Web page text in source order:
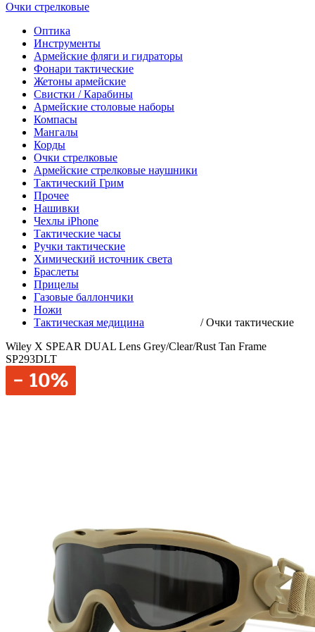
Очки стрелковые
Оптика
Инструменты
Армейские фляги и гидраторы
Фонари тактические
Жетоны армейские
Свистки / Карабины
Армейские столовые наборы
Компасы
Мангалы
Корды
Очки стрелковые
Армейские стрелковые наушники
Тактический Грим
Прочее
Нашивки
Чехлы iPhone
Тактические часы
Ручки тактические
Химический источник света
Браслеты
Прицелы
Газовые баллончики
Ножи
Тактическая медицина
/Очки тактические
Wiley X SPEAR DUAL Lens Grey/Clear/Rust Tan Frame
SP293DLT